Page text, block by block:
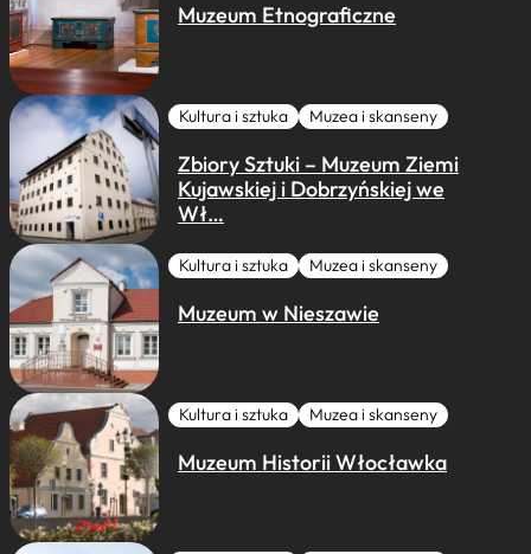
Muzeum Etnograficzne
Kultura i sztuka Muzea i skanseny
Zbiory Sztuki – Muzeum Ziemi
Kujawskiej i Dobrzyńskiej we
Wł…
Kultura i sztuka Muzea i skanseny
Muzeum w Nieszawie
Kultura i sztuka Muzea i skanseny
Muzeum Historii Włocławka